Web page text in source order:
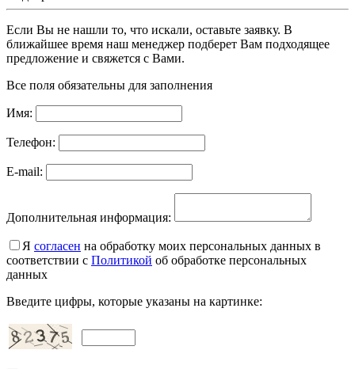
Если Вы не нашли то, что искали, оставьте заявку. В
ближайшее время наш менеджер подберет Вам подходящее
предложение и свяжется с Вами.
Все поля обязательны для заполнения
Имя:
Телефон:
E-mail:
Дополнительная информация:
Я согласен на обработку моих персональных данных в
соответствии с Политикой об обработке персональных
данных
Введите цифры, которые указаны на картинке: